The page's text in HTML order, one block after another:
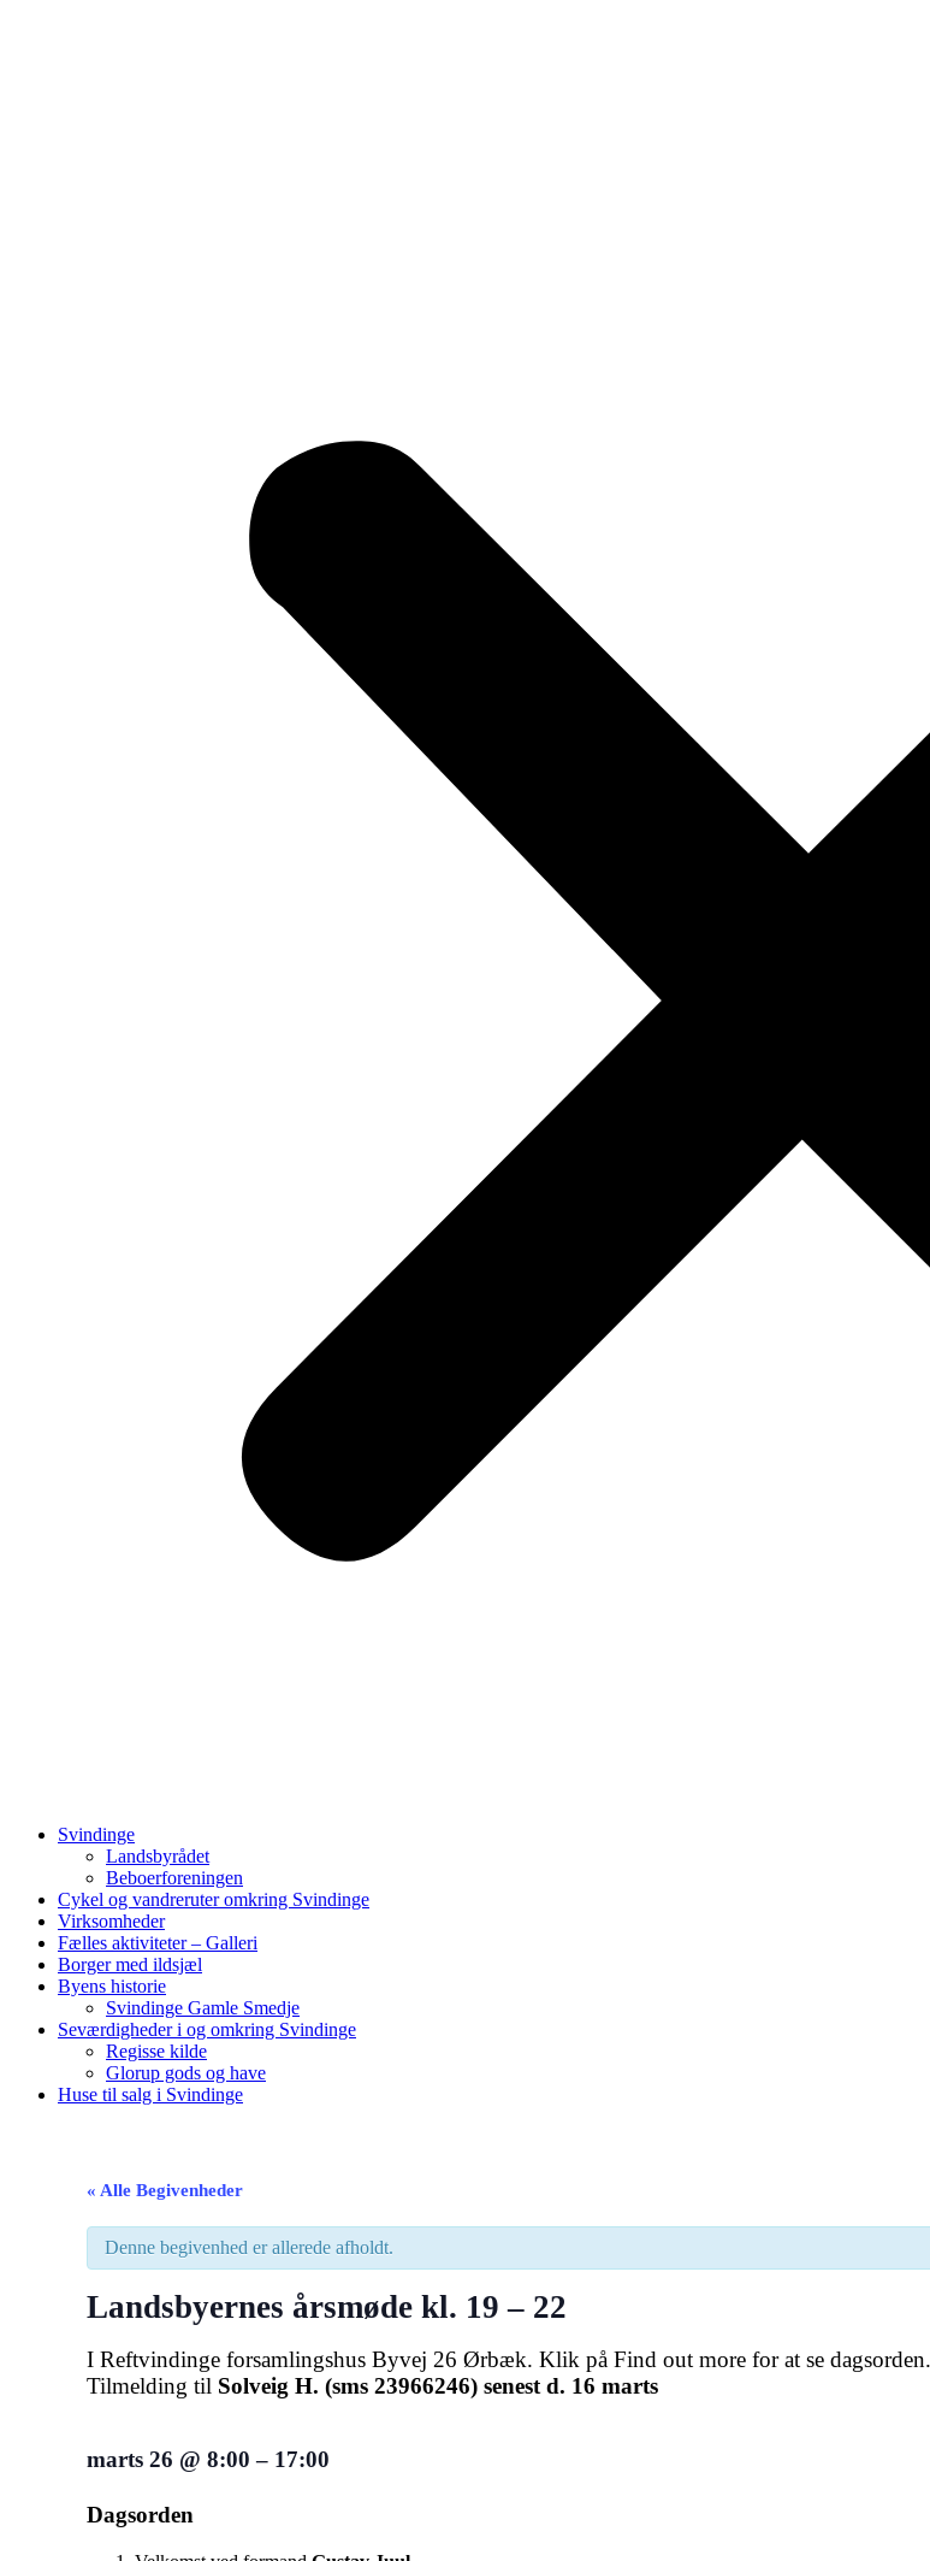
Svindinge
Landsbyrådet
Beboerforeningen
Cykel og vandreruter omkring Svindinge
Virksomheder
Fælles aktiviteter – Galleri
Borger med ildsjæl
Byens historie
Svindinge Gamle Smedje
Seværdigheder i og omkring Svindinge
Regisse kilde
Glorup gods og have
Huse til salg i Svindinge
« Alle Begivenheder
Denne begivenhed er allerede afholdt.
Landsbyernes årsmøde kl. 19 – 22
I Reftvindinge forsamlingshus Byvej 26 Ørbæk. Klik på Find out more for at se dagsorden.
Tilmelding til Solveig H. (sms 23966246) senest d. 16 marts
marts 26 @ 8:00– 17:00
Dagsorden